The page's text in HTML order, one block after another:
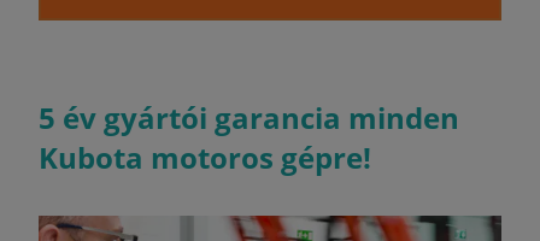
5 év gyártói garancia minden
Kubota motoros gépre!